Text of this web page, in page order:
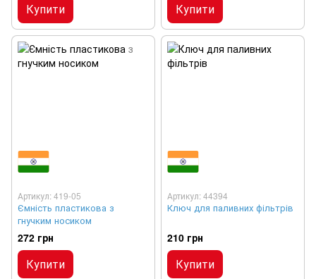
Купити Купити
Артикул: 419-05
Ємність пластикова з
гнучким носиком
272 грн
Купити
Артикул: 44394
Ключ для паливних фільтрів
210 грн
Купити